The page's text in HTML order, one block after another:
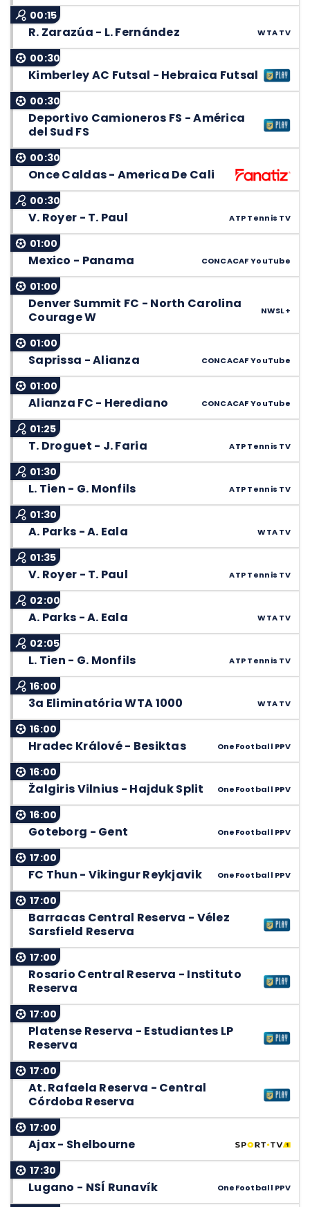
00:15
R. Zarazúa - L. Fernández WTA TV
00:30
Kimberley AC Futsal - Hebraica Futsal
00:30
Deportivo Camioneros FS - América
del Sud FS
00:30
Once Caldas - America De Cali
00:30
V. Royer - T. Paul ATP Tennis TV
01:00
Mexico - Panama CONCACAF YouTube
01:00
Denver Summit FC - North Carolina
Courage W
NWSL+
01:00
Saprissa - Alianza CONCACAF YouTube
01:00
Alianza FC - Herediano CONCACAF YouTube
01:25
T. Droguet - J. Faria ATP Tennis TV
01:30
L. Tien - G. Monfils ATP Tennis TV
01:30
A. Parks - A. Eala WTA TV
01:35
V. Royer - T. Paul ATP Tennis TV
02:00
A. Parks - A. Eala WTA TV
02:05
L. Tien - G. Monfils ATP Tennis TV
16:00
3a Eliminatória WTA 1000 WTA TV
16:00
Hradec Králové - Besiktas OneFootball PPV
16:00
Žalgiris Vilnius - Hajduk Split OneFootball PPV
16:00
Goteborg - Gent OneFootball PPV
17:00
FC Thun - Vikingur Reykjavik OneFootball PPV
17:00
Barracas Central Reserva - Vélez
Sarsfield Reserva
17:00
Rosario Central Reserva - Instituto
Reserva
17:00
Platense Reserva - Estudiantes LP
Reserva
17:00
At. Rafaela Reserva - Central
Córdoba Reserva
17:00
Ajax - Shelbourne
17:30
Lugano - NSÍ Runavík OneFootball PPV